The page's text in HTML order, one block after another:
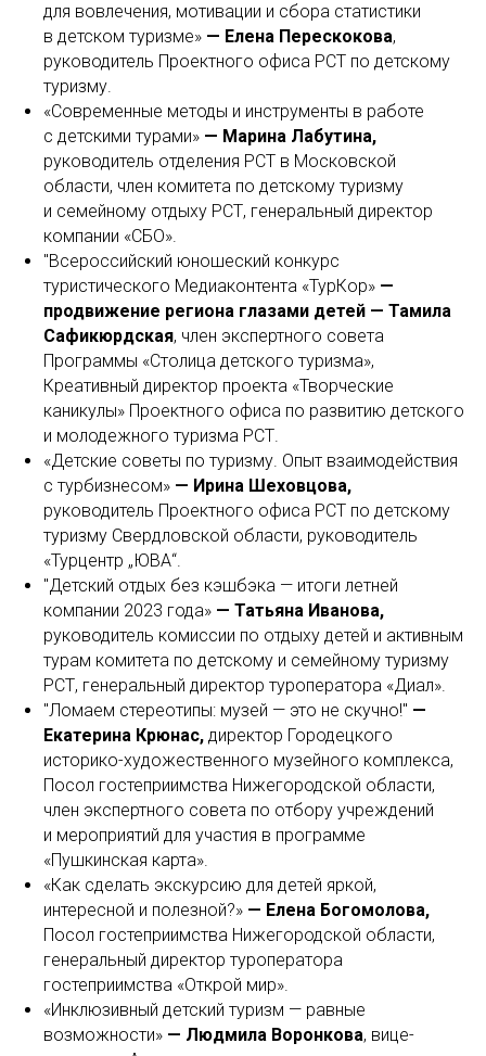
для вовлечения, мотивации и сбора статистики
в детском туризме» — Елена Перескокова,
руководитель Проектного офиса РСТ по детскому
туризму.
«Современные методы и инструменты в работе
с детскими турами» — Марина Лабутина,
руководитель отделения РСТ в Московской
области, член комитета по детскому туризму
и семейному отдыху РСТ, генеральный директор
компании «СБО».
"Всероссийский юношеский конкурс
туристического Медиаконтента «ТурКор» —
продвижение региона глазами детей — Тамила
Сафикюрдская, член экспертного совета
Программы «Столица детского туризма»,
Креативный директор проекта «Творческие
каникулы» Проектного офиса по развитию детского
и молодежного туризма РСТ.
«Детские советы по туризму. Опыт взаимодействия
с турбизнесом» — Ирина Шеховцова,
руководитель Проектного офиса РСТ по детскому
туризму Свердловской области, руководитель
«Турцентр „ЮВА“.
"Детский отдых без кэшбэка — итоги летней
компании 2023 года» — Татьяна Иванова,
руководитель комиссии по отдыху детей и активным
турам комитета по детскому и семейному туризму
РСТ, генеральный директор туроператора «Диал».
"Ломаем стереотипы: музей — это не скучно!" —
Екатерина Крюнас, директор Городецкого
историко-художественного музейного комплекса,
Посол гостеприимства Нижегородской области,
член экспертного совета по отбору учреждений
и мероприятий для участия в программе
«Пушкинская карта».
«Как сделать экскурсию для детей яркой,
интересной и полезной?» — Елена Богомолова,
Посол гостеприимства Нижегородской области,
генеральный директор туроператора
гостеприимства «Открой мир».
«Инклюзивный детский туризм — равные
возможности» — Людмила Воронкова, вице-